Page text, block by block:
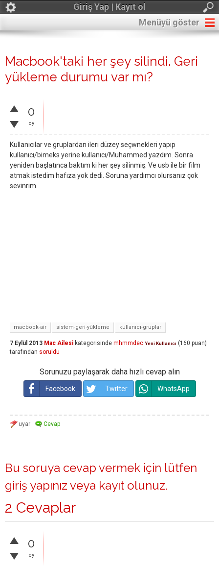
Giriş Yap | Kayıt ol
Menüyü göster
Macbook'taki her şey silindi. Geri
yükleme durumu var mı?
0
oy
Kullanıcılar ve gruplardan ileri düzey seçwnekleri yapıp
kullanıcı/bimeks yerine kullanıcı/Muhammed yazdım. Sonra
yeniden başlatınca baktım ki her şey silinmiş. Ve usb ile bir film
atmak istedim hafıza yok dedi. Soruna yardımcı olursanız çok
sevinrim.
macbook-air sistem-geri-yükleme kullanıcı-gruplar
7 Eylül 2013 Mac Ailesi kategorisinde mhmmdec Yeni Kullanıcı (160 puan)
tarafından soruldu
Sorunuzu paylaşarak daha hızlı cevap alın
Facebook Twitter WhatsApp
Bu soruya cevap vermek için lütfen
giriş yapınız veya kayıt olunuz.
2 Cevaplar
0
oy